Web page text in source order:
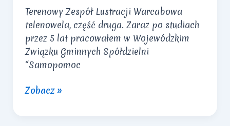
Terenowy Zespół Lustracji Warcabowa
telenowela, część druga. Zaraz po studiach
przez 5 lat pracowałem w Wojewódzkim
Związku Gminnych Spółdzielni
“Samopomoc
Terenowy
Zobacz »